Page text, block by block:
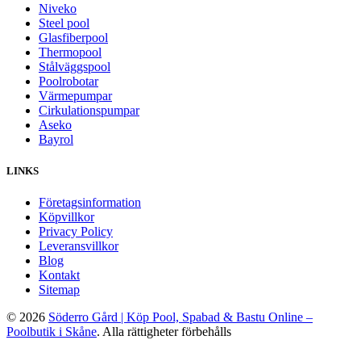
Niveko
Steel pool
Glasfiberpool
Thermopool
Stålväggspool
Poolrobotar
Värmepumpar
Cirkulationspumpar
Aseko
Bayrol
LINKS
Företagsinformation
Köpvillkor
Privacy Policy
Leveransvillkor
Blog
Kontakt
Sitemap
© 2026 Söderro Gård | Köp Pool, Spabad & Bastu Online –
Poolbutik i Skåne. Alla rättigheter förbehålls